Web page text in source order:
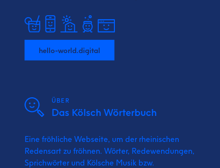
hello-world.digital
ÜBER
Das Kölsch Wörterbuch
Eine fröhliche Webseite, um der rheinischen
Redensart zu fröhnen. Wörter, Redewendungen,
Sprichwörter und Kölsche Musik bzw.